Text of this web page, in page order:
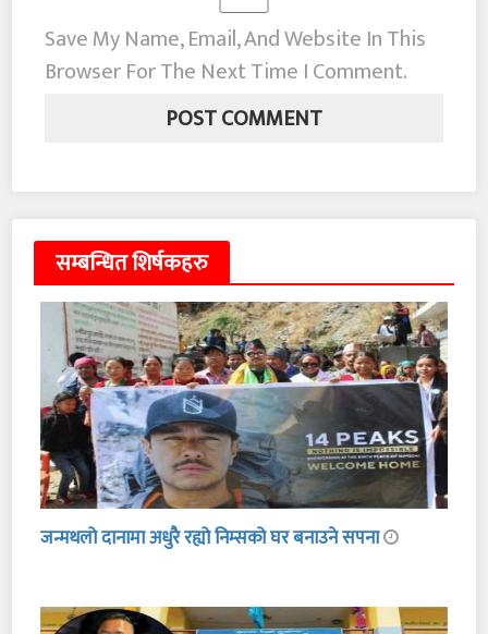
Save My Name, Email, And Website In This
Browser For The Next Time I Comment.
सम्बन्धित शिर्षकहरु
जन्मथलो दानामा अधुरै रह्यो निम्सको घर बनाउने सपना